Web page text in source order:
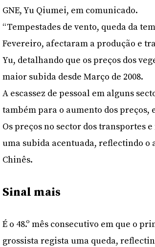
GNE, Yu Qiumei, em comunicado.
“Tempestades de vento, queda da
Fevereiro, afectaram a produção e
Yu, detalhando que os preços dos
maior subida desde Março de 2008.
A escassez de pessoal em alguns
também para o aumento dos preços,
Os preços no sector dos transportes
uma subida acentuada, reflectindo o
Chinês.
Sinal mais
É o 48.º mês consecutivo em que o
grossista regista uma queda,